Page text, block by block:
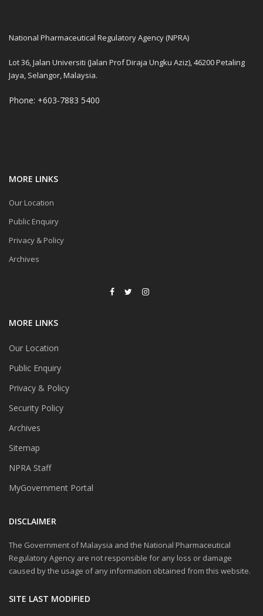
National Pharmaceutical Regulatory Agency (NPRA)
Lot 36, Jalan Universiti (Jalan Prof Diraja Ungku Aziz), 46200 Petaling
Jaya, Selangor, Malaysia.
Phone: +603-7883 5400
MORE LINKS
Our Location
Public Enquiry
Privacy & Policy
Archives
MORE LINKS
Our Location
Public Enquiry
Privacy & Policy
Security Policy
Archives
Sitemap
NPRA Staff
MyGovernment Portal
DISCLAIMER
The Government of Malaysia and the National Pharmaceutical
Regulatory Agency are not responsible for any loss or damage
caused by the usage of any information obtained from this website.
SITE LAST MODIFIED